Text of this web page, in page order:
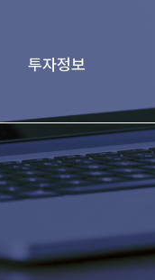
투자정보
재무정보